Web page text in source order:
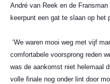
André van Reek en de
keerpunt een gat te slaan op het
‘We waren mooi weg met vijf
comfortabele voorsprong reden
was de aankomst niet helemaal
volle finale nog onder lint door